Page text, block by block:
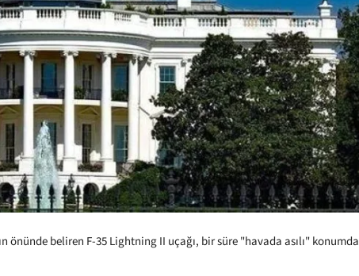
önünde beliren F-35 Lightning II uçağı, bir süre "havada asılı" konumda